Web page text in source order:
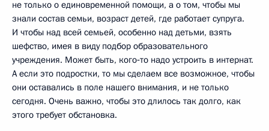
не только о единовременной помощи, а о том, чтобы мы
знали состав семьи, возраст детей, где работает супруга.
И чтобы над всей семьей, особенно над детьми, взять
шефство, имея в виду подбор образовательного
учреждения. Может быть, кого‑то надо устроить в интернат.
А если это подростки, то мы сделаем все возможное, чтобы
они оставались в поле нашего внимания, и не только
сегодня. Очень важно, чтобы это длилось так долго, как
этого требует обстановка.